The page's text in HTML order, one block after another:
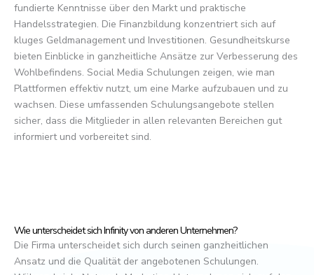
fundierte Kenntnisse über den Markt und praktische
Handelsstrategien. Die Finanzbildung konzentriert sich auf
kluges Geldmanagement und Investitionen. Gesundheitskurse
bieten Einblicke in ganzheitliche Ansätze zur Verbesserung des
Wohlbefindens. Social Media Schulungen zeigen, wie man
Plattformen effektiv nutzt, um eine Marke aufzubauen und zu
wachsen. Diese umfassenden Schulungsangebote stellen
sicher, dass die Mitglieder in allen relevanten Bereichen gut
informiert und vorbereitet sind.
Wie unterscheidet sich Infinity von anderen Unternehmen?
Die Firma unterscheidet sich durch seinen ganzheitlichen
Ansatz und die Qualität der angebotenen Schulungen.